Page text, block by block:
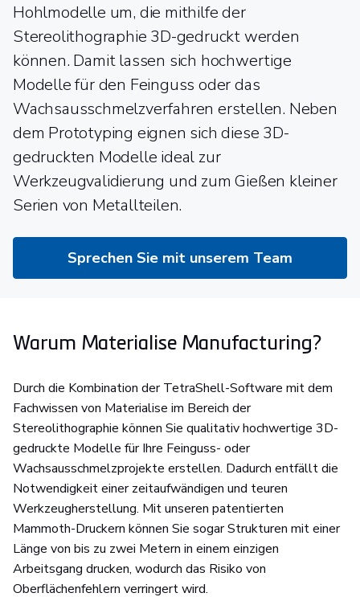
Hohlmodelle um, die mithilfe der
Stereolithographie 3D-gedruckt werden
können. Damit lassen sich hochwertige
Modelle für den Feinguss oder das
Wachsausschmelzverfahren erstellen. Neben
dem Prototyping eignen sich diese 3D-
gedruckten Modelle ideal zur
Werkzeugvalidierung und zum Gießen kleiner
Serien von Metallteilen.
Sprechen Sie mit unserem Team
Warum Materialise Manufacturing?
Durch die Kombination der TetraShell-Software mit dem
Fachwissen von Materialise im Bereich der
Stereolithographie können Sie qualitativ hochwertige 3D-
gedruckte Modelle für Ihre Feinguss- oder
Wachsausschmelzprojekte erstellen. Dadurch entfällt die
Notwendigkeit einer zeitaufwändigen und teuren
Werkzeugherstellung. Mit unseren patentierten
Mammoth-Druckern können Sie sogar Strukturen mit einer
Länge von bis zu zwei Metern in einem einzigen
Arbeitsgang drucken, wodurch das Risiko von
Oberflächenfehlern verringert wird.